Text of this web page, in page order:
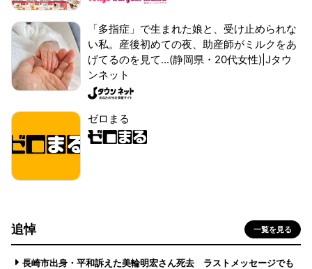
「多指症」で生まれた娘と、受け止められな
い私。産後初めての夜、助産師がミルクをあ
げてるのを見て...(静岡県・20代女性)|Jタウ
ンネット
ゼロまる
追悼 一覧を見る
長崎市出身・平和訴えた美輪明宏さん死去 ラストメッセージでも